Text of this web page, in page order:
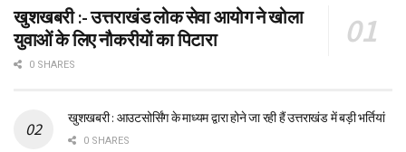
खुशखबरी :- उत्तराखंड लोक सेवा आयोग ने खोला
युवाओं के लिए नौकरीयों का पिटारा
0 SHARES
खुशखबरी : आउटसोर्सिंग के माध्यम द्वारा होने जा रही हैं उत्तराखंड में बड़ी भर्तियां
0 SHARES